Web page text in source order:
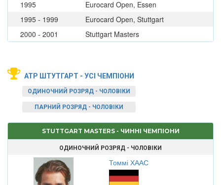
1995
Eurocard Open, Essen
1995 - 1999
Eurocard Open, Stuttgart
2000 - 2001
Stuttgart Masters
ATP ШТУТГАРТ - УСІ ЧЕМПІОНИ
ОДИНОЧНИЙ РОЗРЯД - ЧОЛОВІКИ
ПАРНИЙ РОЗРЯД - ЧОЛОВІКИ
STUTTGART MASTERS - ЧИННІ ЧЕМПІОНИ
ОДИНОЧНИЙ РОЗРЯД - ЧОЛОВІКИ
Томмі ХААС